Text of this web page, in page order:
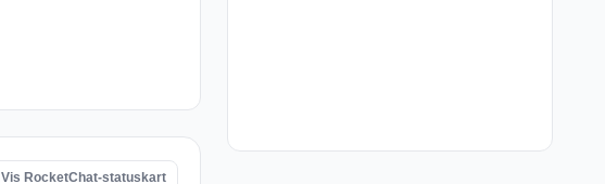
Vis RocketChat-statuskart